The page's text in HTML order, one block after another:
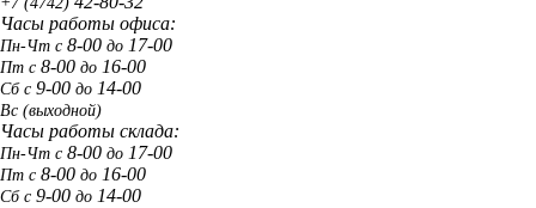
Часы работы офиса:
Пн-Чт с 8-00 до 17-00
Пт с 8-00 до 16-00
Сб с 9-00 до 14-00
Вс (выходной)
Часы работы склада:
Пн-Чт с 8-00 до 17-00
Пт с 8-00 до 16-00
Сб с 9-00 до 14-00